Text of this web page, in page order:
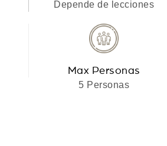
Depende de lecciones
Max Personas
5 Personas